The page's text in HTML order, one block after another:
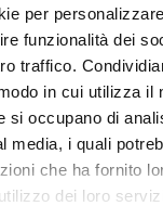
per
funzionalità dei
traffico.
in cui utilizza il
si occupano di
media, i quali
che ha fornito
dei loro
della scuola utilizza
" in fase di